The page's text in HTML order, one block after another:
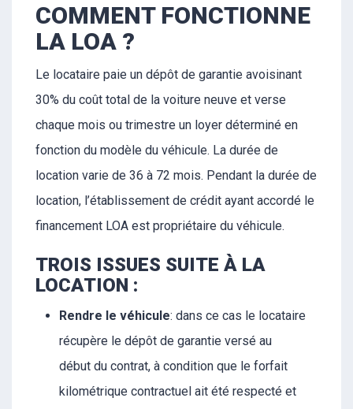
COMMENT FONCTIONNE
LA LOA ?
Le locataire paie un dépôt de garantie avoisinant
30% du coût total de la voiture neuve et verse
chaque mois ou trimestre un loyer déterminé en
fonction du modèle du véhicule. La durée de
location varie de 36 à 72 mois. Pendant la durée de
location, l’établissement de crédit ayant accordé le
financement LOA est propriétaire du véhicule.
TROIS ISSUES SUITE À LA
LOCATION :
Rendre le véhicule: dans ce cas le locataire
récupère le dépôt de garantie versé au
début du contrat, à condition que le forfait
kilométrique contractuel ait été respecté et